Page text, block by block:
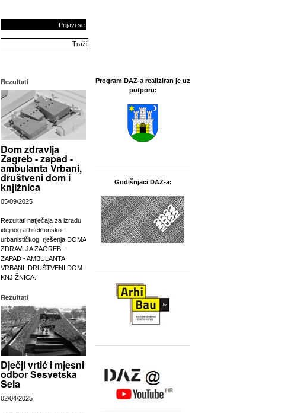
Prijavi se
Rezultati
Dom zdravlja
Zagreb - zapad -
ambulanta Vrbani,
društveni dom i
knjižnica
05/09/2025
Rezultati natječaja za izradu
idejnog arhitektonsko-
urbanističkog rješenja DOMA
ZDRAVLJA ZAGREB -
ZAPAD - AMBULANTA
VRBANI, DRUŠTVENI DOM I
KNJIŽNICA.
Rezultati
Dječji vrtić i mjesni
odbor Sesvetska
Sela
02/04/2025
Program DAZ-a realiziran je uz
potporu:
Godišnjaci DAZ-a: